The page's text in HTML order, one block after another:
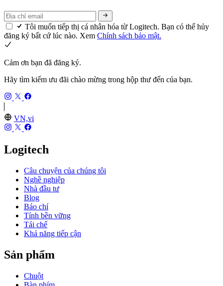
Tôi muốn tiếp thị cá nhân hóa từ Logitech. Bạn có thể hủy
đăng ký bất cứ lúc nào. Xem Chính sách bảo mật.
Cảm ơn bạn đã đăng ký.
Hãy tìm kiếm ưu đãi chào mừng trong hộp thư đến của bạn.
VN,vi
Logitech
Câu chuyện của chúng tôi
Nghề nghiệp
Nhà đầu tư
Blog
Báo chí
Tính bền vững
Tái chế
Khả năng tiếp cận
Sản phẩm
Chuột